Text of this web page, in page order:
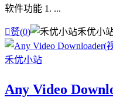
软件功能 1. ...
赞(0) 禾优小
Any Video